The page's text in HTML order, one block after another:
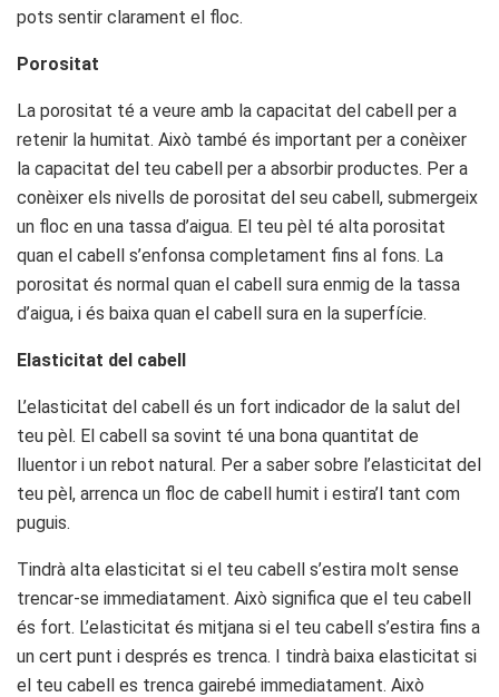
pots sentir clarament el floc.
Porositat
La porositat té a veure amb la capacitat del cabell per a
retenir la humitat. Això també és important per a conèixer
la capacitat del teu cabell per a absorbir productes. Per a
conèixer els nivells de porositat del seu cabell, submergeix
un floc en una tassa d’aigua. El teu pèl té alta porositat
quan el cabell s’enfonsa completament fins al fons. La
porositat és normal quan el cabell sura enmig de la tassa
d’aigua, i és baixa quan el cabell sura en la superfície.
Elasticitat del cabell
L’elasticitat del cabell és un fort indicador de la salut del
teu pèl. El cabell sa sovint té una bona quantitat de
lluentor i un rebot natural. Per a saber sobre l’elasticitat del
teu pèl, arrenca un floc de cabell humit i estira’l tant com
puguis.
Tindrà alta elasticitat si el teu cabell s’estira molt sense
trencar-se immediatament. Això significa que el teu cabell
és fort. L’elasticitat és mitjana si el teu cabell s’estira fins a
un cert punt i després es trenca. I tindrà baixa elasticitat si
el teu cabell es trenca gairebé immediatament. Això